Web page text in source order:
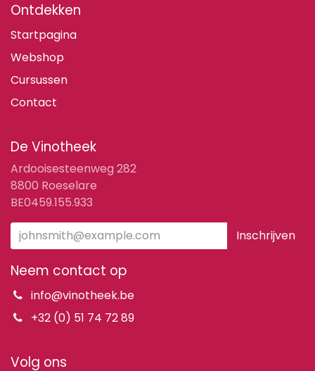
Ontdekken
Startpagina
Webshop
Cursussen
Contact
De Vinotheek
Ardooisesteenweg 282
8800 Roeselare
BE0459.155.933
Inschrijven
Neem contact op
info@vinotheek.be
+32 (0) 51 74 72 89
Volg ons